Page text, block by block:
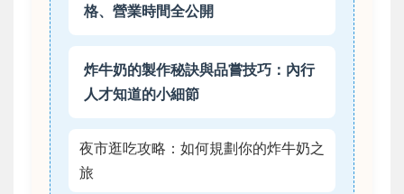
格、營業時間全公開
炸牛奶的製作秘訣與品嘗技巧：內行
人才知道的小細節
夜市逛吃攻略：如何規劃你的炸牛奶之
旅